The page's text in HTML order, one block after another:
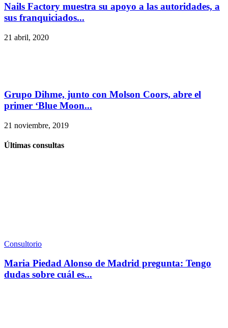
Nails Factory muestra su apoyo a las autoridades, a
sus franquiciados...
21 abril, 2020
Grupo Dihme, junto con Molson Coors, abre el
primer ‘Blue Moon...
21 noviembre, 2019
Últimas consultas
Consultorio
Maria Piedad Alonso de Madrid pregunta: Tengo
dudas sobre cuál es...